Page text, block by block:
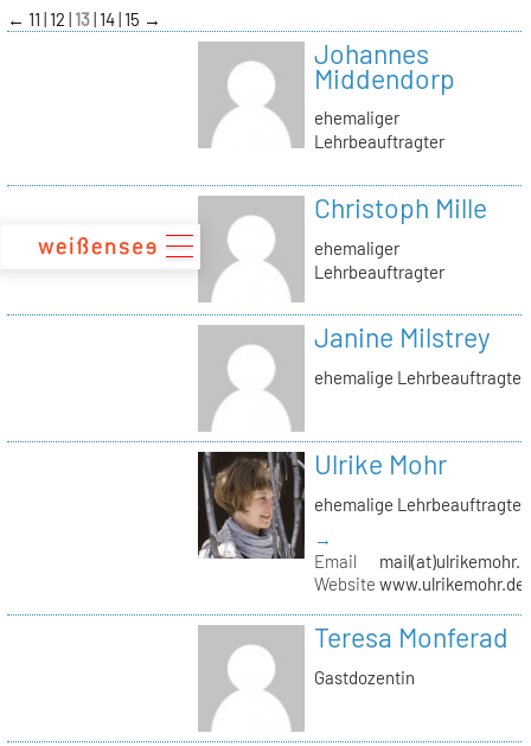
zum
Inhalt
← 11 12 13 14 15 →
Johannes
Middendorp
ehemaliger
Lehrbeauftragter
Christoph Mille
ehemaliger
Lehrbeauftragter
Janine Milstrey
ehemalige Lehrbeauftragte
Ulrike Mohr
ehemalige Lehrbeauftragte
→
Email
Website www.ulrikemohr.de
Teresa Monferad
Gastdozentin